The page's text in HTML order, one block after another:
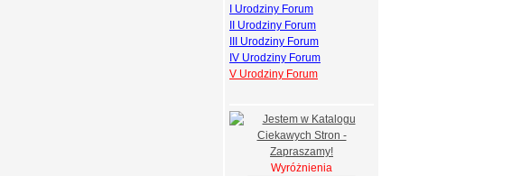
I Urodziny Forum
II Urodziny Forum
III Urodziny Forum
IV Urodziny Forum
V Urodziny Forum
Wyróżnienia